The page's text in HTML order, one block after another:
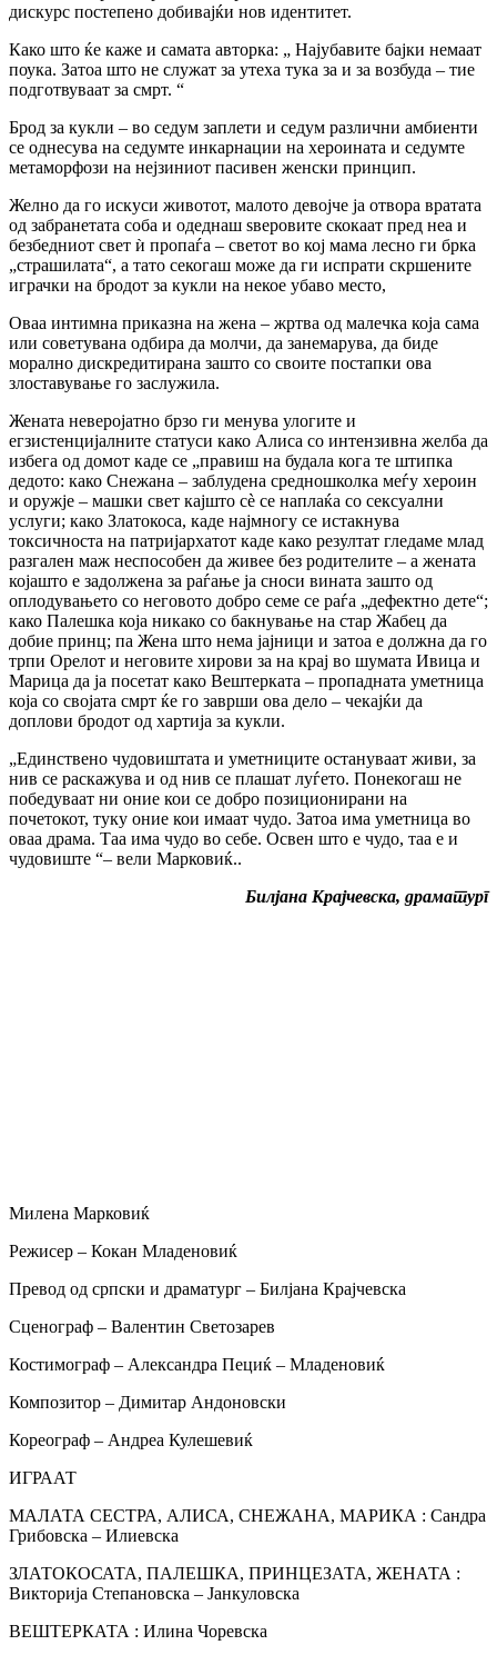
дискурс постепено добивајќи нов идентитет.
Како што ќе каже и самата авторка: „ Најубавите бајки немаат
поука. Затоа што не служат за утеха тука за и за возбуда – тие
подготвуваат за смрт. “
Брод за кукли – во седум заплети и седум различни амбиенти
се однесува на седумте инкарнации на хероината и седумте
метаморфози на нејзиниот пасивен женски принцип.
Желно да го искуси животот, малото девојче ја отвора вратата
од забранетата соба и одеднаш ѕверовите скокаат пред неа и
безбедниот свет ѝ пропаѓа – светот во кој мама лесно ги брка
„страшилата“, а тато секогаш може да ги испрати скршените
играчки на бродот за кукли на некое убаво место,
Оваа интимна приказна на жена – жртва од малечка која сама
или советувана одбира да молчи, да занемарува, да биде
морално дискредитирана зашто со своите постапки ова
злоставување го заслужила.
Жената неверојатно брзо ги менува улогите и
егзистенцијалните статуси како Алиса со интензивна желба да
избега од домот каде се „правиш на будала кога те штипка
дедото: како Снежана – заблудена средношколка меѓу хероин
и оружје – машки свет кајшто сѐ се наплаќа со сексуални
услуги; како Златокоса, каде најмногу се истакнува
токсичноста на патријархатот каде како резултат гледаме млад
разгален маж неспособен да живее без родителите – а жената
којашто е задолжена за раѓање ја сноси вината зашто од
оплодувањето со неговото добро семе се раѓа „дефектно дете“;
како Палешка која никако со бакнување на стар Жабец да
добие принц; па Жена што нема јајници и затоа е должна да го
трпи Орелот и неговите хирови за на крај во шумата Ивица и
Марица да ја посетат како Вештерката – пропадната уметница
која со својата смрт ќе го заврши ова дело – чекајќи да
доплови бродот од хартија за кукли.
„Единствено чудовиштата и уметниците остануваат живи, за
нив се раскажува и од нив се плашат луѓето. Понекогаш не
победуваат ни оние кои се добро позиционирани на
почетокот, туку оние кои имаат чудо. Затоа има уметница во
оваа драма. Таа има чудо во себе. Освен што е чудо, таа е и
чудовиште “– вели Марковиќ..
Билјана Крајчевска, драматург
Милена Марковиќ
Режисер – Кокан Младеновиќ
Превод од српски и драматург – Билјана Крајчевска
Сценограф – Валентин Светозарев
Костимограф – Александра Пециќ – Младeновиќ
Композитор – Димитар Андоновски
Кореограф – Андреа Кулешевиќ
ИГРААТ
МАЛАТА СЕСТРА, АЛИСА, СНЕЖАНА, МАРИКА : Сандра
Грибовска – Илиевска
ЗЛАТОКОСАТА, ПАЛЕШКА, ПРИНЦЕЗАТА, ЖЕНАТА :
Викторија Степановска – Јанкуловска
ВЕШТЕРКАТА : Илина Чоревска